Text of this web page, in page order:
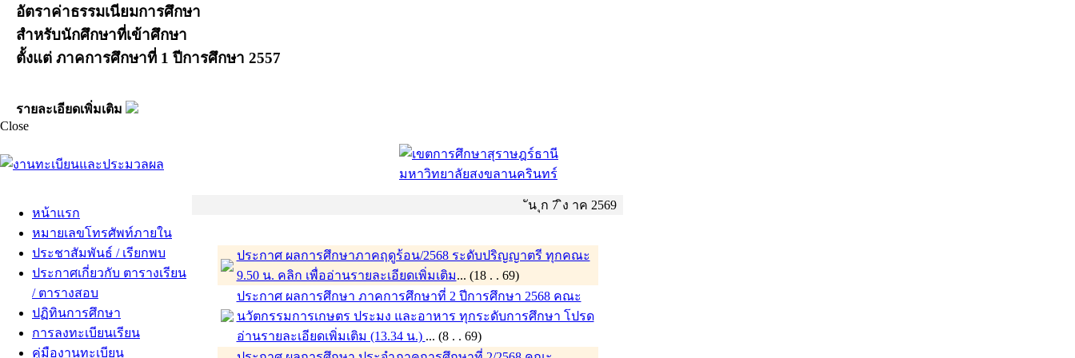
อัตราค่าธรรมเนียมการศึกษา
สำหรับนักศึกษาที่เข้าศึกษา
ตั้งแต่ ภาคการศึกษาที่ 1 ปีการศึกษา 2557
รายละเอียดเพิ่มเติม
Close
หน้าแรก
หมายเลขโทรศัพท์ภายใน
ประชาสัมพันธ์ / เรียกพบ
ประกาศเกี่ยวกับ ตารางเรียน
/ ตารางสอบ
ปฏิทินการศึกษา
การลงทะเบียนเรียน
คู่มืองานทะเบียน
ัน ุก 7 ิง าค 2569
ประกาศ ผลการศึกษาภาคฤดูร้อน/2568 ระดับปริญญาตรี ทุกคณะ
9.50 น. คลิก เพื่ออ่านรายละเอียดเพิ่มเติม... (18 . . 69)
ประกาศ ผลการศึกษา ภาคการศึกษาที่ 2 ปีการศึกษา 2568 คณะ
นวัตกรรมการเกษตร ประมง และอาหาร ทุกระดับการศึกษา โปรด
อ่านรายละเอียดเพิ่มเติม (13.34 น.) ... (8 . . 69)